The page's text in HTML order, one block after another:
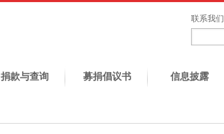
联系我们
捐款与查询 募捐倡议书 信息披露